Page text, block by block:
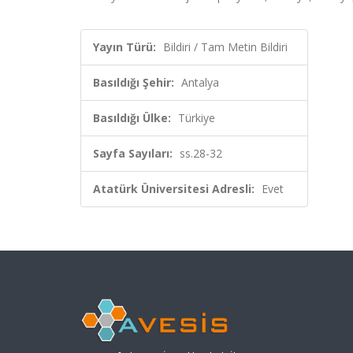
Yayın Türü: Bildiri / Tam Metin Bildiri
Basıldığı Şehir: Antalya
Basıldığı Ülke: Türkiye
Sayfa Sayıları: ss.28-32
Atatürk Üniversitesi Adresli: Evet